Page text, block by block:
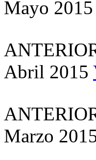
Mayo 2015
Abril 2015
Marzo